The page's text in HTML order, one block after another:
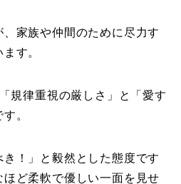
家族や仲間のために尽力す
す。
規律重視の厳しさ」と「愛す
。
！」と毅然とした態度です
ど柔軟で優しい一面を見せ